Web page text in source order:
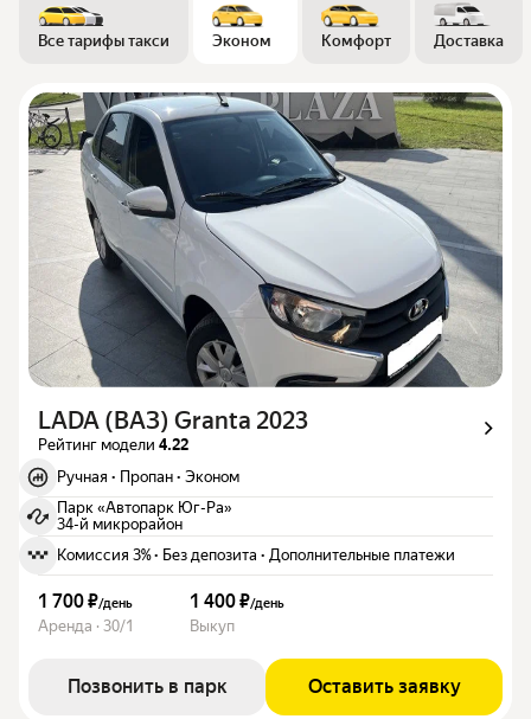
Все тарифы такси Эконом Комфорт Доставка
LADA (ВАЗ) Granta 2023
Рейтинг модели 4.22
Ручная · Пропан · Эконом
Парк «Автопарк Юг-Ра»
34-й микрорайон
Комиссия 3%· Без депозита · Дополнительные платежи
1 700 ₽/день
Аренда · 30/1
1 400 ₽/день
Выкуп
Позвонить в парк Оставить заявку